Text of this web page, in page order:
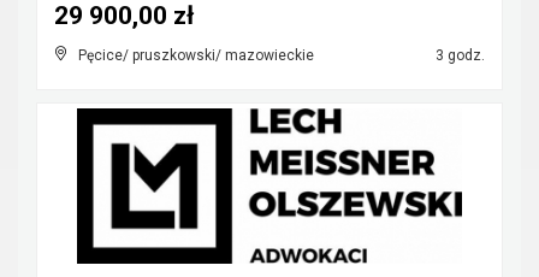
Pęcice/ pruszkowski/ mazowieckie 3 godz.
29 900,00 zł